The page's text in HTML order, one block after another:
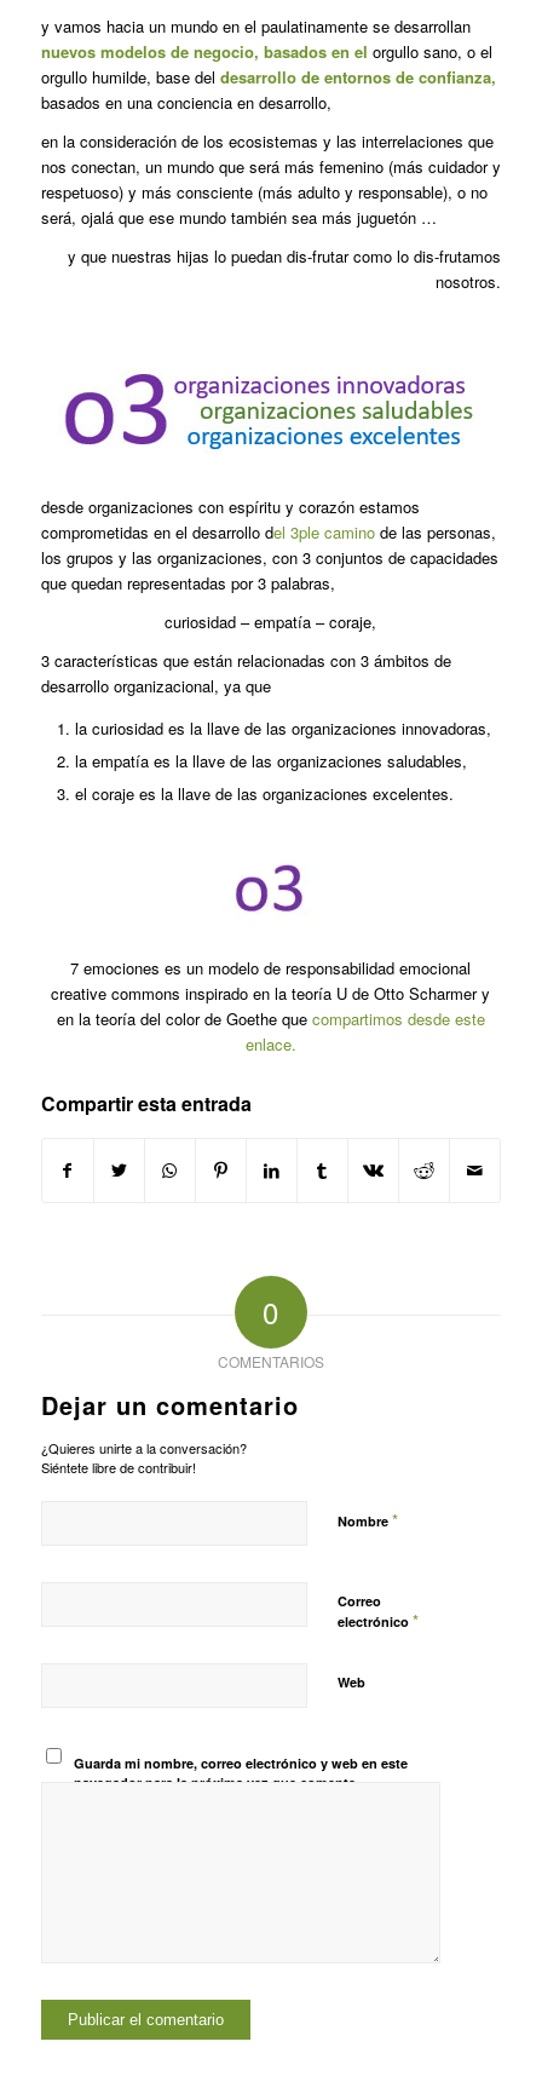
y vamos hacia un mundo en el paulatinamente se desarrollan
nuevos modelos de negocio, basados en el orgullo sano, o el
orgullo humilde, base del desarrollo de entornos de confianza,
basados en una conciencia en desarrollo,
en la consideración de los ecosistemas y las interrelaciones que
nos conectan, un mundo que será más femenino (más cuidador y
respetuoso) y más consciente (más adulto y responsable), o no
será, ojalá que ese mundo también sea más juguetón …
y que nuestras hijas lo puedan dis-frutar como lo dis-frutamos
nosotros.
desde organizaciones con espíritu y corazón estamos
comprometidas en el desarrollo del 3ple caminode las personas,
los grupos y las organizaciones, con 3 conjuntos de capacidades
que quedan representadas por 3 palabras,
curiosidad – empatía – coraje,
3 características que están relacionadas con 3 ámbitos de
desarrollo organizacional, ya que
la curiosidad es la llave de las organizaciones innovadoras,
la empatía es la llave de las organizaciones saludables,
el coraje es la llave de las organizaciones excelentes.
7 emociones es un modelo de responsabilidad emocional
creative commons inspirado en la teoría U de Otto Scharmer y
en la teoría del color de Goethe que compartimos desde este
enlace.
Compartir esta entrada
0
COMENTARIOS
Dejar un comentario
¿Quieres unirte a la conversación?
Siéntete libre de contribuir!
Nombre *
Correo
electrónico *
Web
Guarda mi nombre, correo electrónico y web en este
navegador para la próxima vez que comente.